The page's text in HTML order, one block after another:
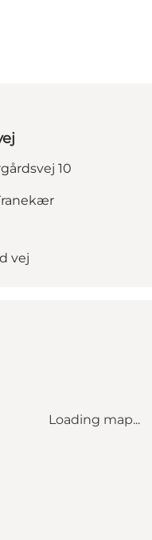
10
vej
Loading map...